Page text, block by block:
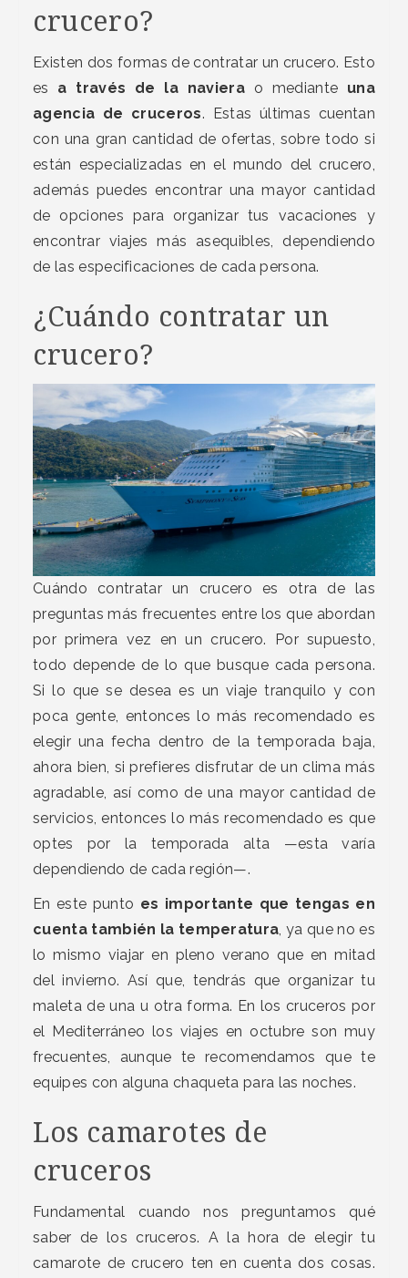
crucero?
Existen dos formas de contratar un crucero. Esto
es a través de la naviera o mediante una
agencia de cruceros. Estas últimas cuentan
con una gran cantidad de ofertas, sobre todo si
están especializadas en el mundo del crucero,
además puedes encontrar una mayor cantidad
de opciones para organizar tus vacaciones y
encontrar viajes más asequibles, dependiendo
de las especificaciones de cada persona.
¿Cuándo contratar un
crucero?
Cuándo contratar un crucero es otra de las
preguntas más frecuentes entre los que abordan
por primera vez en un crucero. Por supuesto,
todo depende de lo que busque cada persona.
Si lo que se desea es un viaje tranquilo y con
poca gente, entonces lo más recomendado es
elegir una fecha dentro de la temporada baja,
ahora bien, si prefieres disfrutar de un clima más
agradable, así como de una mayor cantidad de
servicios, entonces lo más recomendado es que
optes por la temporada alta —esta varía
dependiendo de cada región—.
En este punto es importante que tengas en
cuenta también la temperatura, ya que no es
lo mismo viajar en pleno verano que en mitad
del invierno. Así que, tendrás que organizar tu
maleta de una u otra forma. En los cruceros por
el Mediterráneo los viajes en octubre son muy
frecuentes, aunque te recomendamos que te
equipes con alguna chaqueta para las noches.
Los camarotes de
cruceros
Fundamental cuando nos preguntamos qué
saber de los cruceros. A la hora de elegir tu
camarote de crucero ten en cuenta dos cosas.